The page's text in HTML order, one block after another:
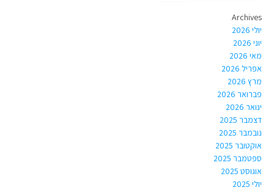
Archives
יולי 2026
יוני 2026
מאי 2026
אפריל 2026
מרץ 2026
פברואר 2026
ינואר 2026
דצמבר 2025
נובמבר 2025
אוקטובר 2025
ספטמבר 2025
אוגוסט 2025
יולי 2025